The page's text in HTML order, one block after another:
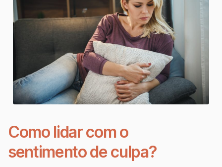
Como lidar com o
sentimento de culpa?